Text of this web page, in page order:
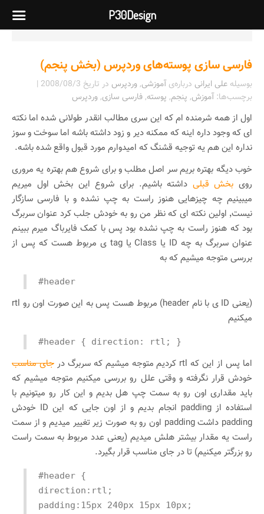
فارسی سازی پوسته‌های وردپرس (بخش پنجم)
بوسیله علی ایرانی درباره‌یآموزشی,وردپرس در تاریخ 2008/08/3
|
برچسب‌ها:آموزش, پنجم, پوسته,فارسی سازی,وردپرس
اول از همه شرمنده ام که این سری مطالب انقدر طولانی شده اما نکته
ای که وجود داره اینه که ممکنه دیر و زود داشته باشه اما سوخت و سوز
نداره این هم یه توجیه قشنگ که امیدوارم مورد قبول واقع شده باشه.
خوب دیگه بهتره بریم سر اصل مطلب و برای شروع هم بهتره یه مروری
روی بخش قبلی داشته باشیم. برای شروع این بخش اول میریم
میبینیم چه چیزهایی هنوز راست به چپ نشده و با فارسی سازگار
نیست٬ اولین نکته ای که نظر من رو به خودش جلب کرد عنوان سربرگ
بود که هنوز راست به چپ نشده بود پس با کمک فایرباگ میرم ببینم
عنوان سربرگ به چه ID یا Class یا tag ی مربوط هست که پس از
بررسی متوجه میشیم که به
#header
(یعنی ID ی با نام header) مربوط هست پس به این صورت اون رو rtl
میکنیم
#header { direction: rtl; }
اما پس از این که rtl کردیم متوجه میشیم که سربرگ در
جای مناسب
خودش قرار نگرفته و وقتی علل رو بررسی میکنیم متوجه میشیم که
باید مقداری اون رو به سمت چپ هل بدیم و این کار رو میتونیم با
استفاده از padding انجام بدیم و از اون جایی که این ID خودش
padding داشت padding اون رو به صورت زیر تغییر میدیم و از سمت
راست یه مقدار بیشتر هلش میدیم (یعنی عدد مربوط به سمت راست
رو بزرگتر میکنیم) تا در جای مناسب قرار بگیرد.
#header {
direction:rtl;
padding:15px 240px 15px 10px;
P30Design